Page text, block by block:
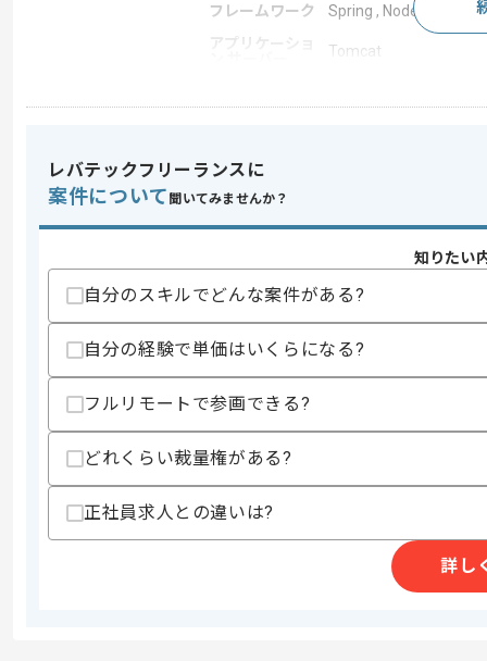
フレームワーク
Spring , Node.js ,
アプリケーショ
Tomcat
業務内容
特徴
参画実績あり , BtoC向
スキル
求めるスキル
・基本設計からテストまでの一貫した開
・レビューの経験
・リーダー経験
上記に似た経験やスキルをお持ちであれば申
140時間〜180時間
レバテックフリーランスに
案件について 聞いてみませんか？
知りたい
自分のスキルでどんな案件がある?
自分の経験で単価はいくらになる?
フルリモートで参画できる?
どれくらい裁量権がある?
正社員求人との違いは?
詳し